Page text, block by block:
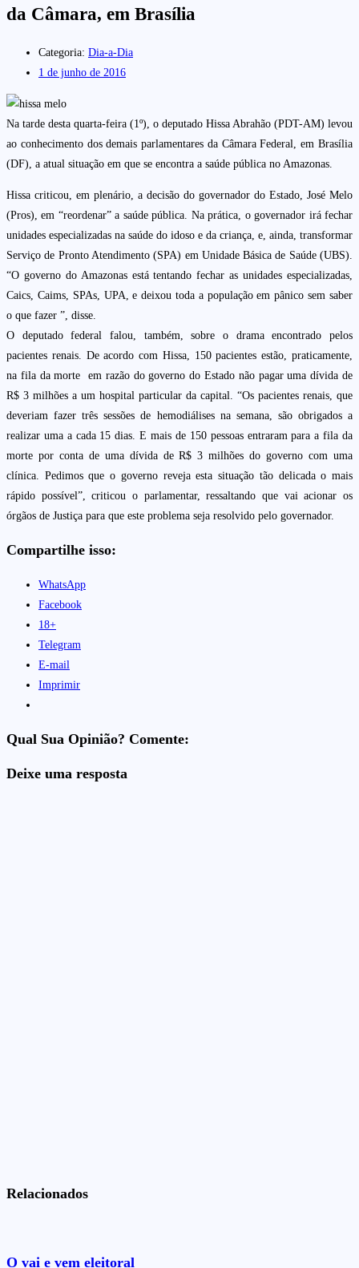
da Câmara, em Brasília
Categoria: Dia-a-Dia
1 de junho de 2016
Na tarde desta quarta-feira (1º), o deputado Hissa Abrahão (PDT-AM) levou
ao conhecimento dos demais parlamentares da Câmara Federal, em Brasília
(DF), a atual situação em que se encontra a saúde pública no Amazonas.
Hissa criticou, em plenário, a decisão do governador do Estado, José Melo
(Pros), em “reordenar” a saúde pública. Na prática, o governador irá fechar
unidades especializadas na saúde do idoso e da criança, e, ainda, transformar
Serviço de Pronto Atendimento (SPA) em Unidade Básica de Saúde (UBS).
“O governo do Amazonas está tentando fechar as unidades especializadas,
Caics, Caims, SPAs, UPA, e deixou toda a população em pânico sem saber
o que fazer ”, disse.
O deputado federal falou, também, sobre o drama encontrado pelos
pacientes renais. De acordo com Hissa, 150 pacientes estão, praticamente,
na fila da morte em razão do governo do Estado não pagar uma dívida de
R$ 3 milhões a um hospital particular da capital. “Os pacientes renais, que
deveriam fazer três sessões de hemodiálises na semana, são obrigados a
realizar uma a cada 15 dias. E mais de 150 pessoas entraram para a fila da
morte por conta de uma dívida de R$ 3 milhões do governo com uma
clínica. Pedimos que o governo reveja esta situação tão delicada o mais
rápido possível”, criticou o parlamentar, ressaltando que vai acionar os
órgãos de Justiça para que este problema seja resolvido pelo governador.⁠⁠⁠⁠
Compartilhe isso:
WhatsApp
Facebook
18+
Telegram
E-mail
Imprimir
Qual Sua Opinião? Comente:
Deixe uma resposta
Relacionados
O vai e vem eleitoral